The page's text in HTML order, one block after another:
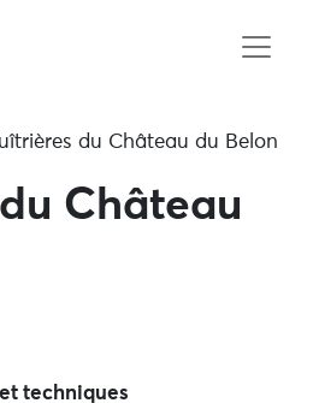
du Château du Belon
Château
techniques